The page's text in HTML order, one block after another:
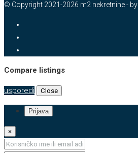
© Copyright 2021-2026 m2 nekretnine - by
Compare listings
usporedi Close
Prijava
×